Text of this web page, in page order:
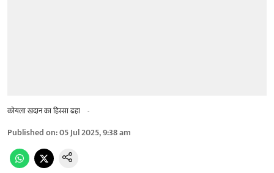
कोयला खदान का हिस्सा ढहा -
Published on:05 Jul 2025, 9:38 am